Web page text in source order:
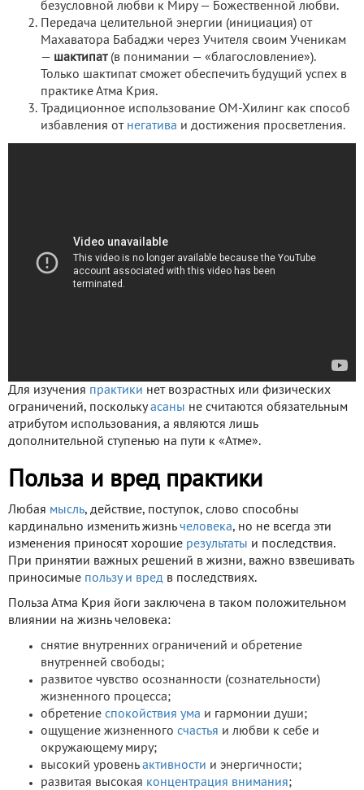
безусловной любви к Миру — Божественной любви.
Передача целительной энергии (инициация) от
Махаватора Бабаджи через Учителя своим Ученикам
— шактипат(в понимании — «благословление»).
Только шактипат сможет обеспечить будущий успех в
практике Атма Крия.
Традиционное использование ОМ-Хилинг как способ
избавления отнегатива и достижения просветления.
Для изучения практики нет возрастных или физических
ограничений, посколькуасаны не считаются обязательным
атрибутом использования, а являются лишь
дополнительной ступенью на пути к «Атме».
Польза и вред практики
Любая мысль, действие, поступок, слово способны
кардинально изменить жизнь человека, но не всегда эти
изменения приносят хорошие результаты и последствия.
При принятии важных решений в жизни, важно взвешивать
приносимые пользу и вред в последствиях.
Польза Атма Крия йоги заключена в таком положительном
влиянии на жизнь человека:
снятие внутренних ограничений и обретение
внутренней свободы;
развитое чувство осознанности (сознательности)
жизненного процесса;
обретение спокойствия ума и гармонии души;
ощущение жизненного счастья и любви к себе и
окружающему миру;
высокий уровень активности и энергичности;
развитая высокая концентрация внимания;